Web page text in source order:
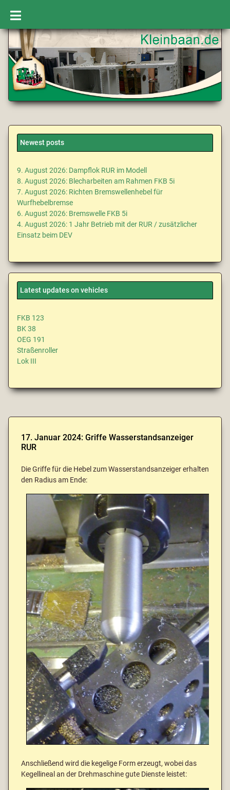
Newest posts
9. August 2026: Dampflok RUR im Modell
8. August 2026: Blecharbeiten am Rahmen FKB 5i
7. August 2026: Richten Bremswellenhebel für
Wurfhebelbremse
6. August 2026: Bremswelle FKB 5i
4. August 2026: 1 Jahr Betrieb mit der RUR / zusätzlicher
Einsatz beim DEV
Latest updates on vehicles
FKB 123
BK 38
OEG 191
Straßenroller
Lok III
17. Januar 2024: Griffe Wasserstandsanzeiger
RUR
Die Griffe für die Hebel zum Wasserstandsanzeiger erhalten
den Radius am Ende:
Anschließend wird die kegelige Form erzeugt, wobei das
Kegellineal an der Drehmaschine gute Dienste leistet: